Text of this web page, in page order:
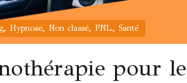
, Hypnose, Non classé, PNL, Santé
pour